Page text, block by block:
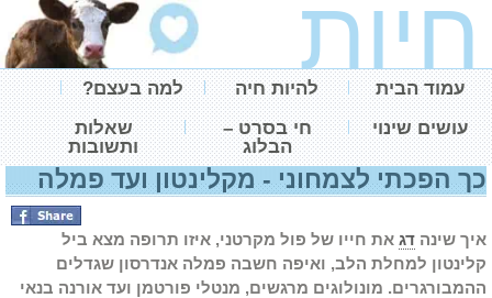
חיות
עמוד הבית להיות חיה
למה בעצם?
עושים שינוי
חי בסרט –
הבלוג
שאלות
ותשובות
הפכתי לצמחוני - מקלינטון ועד פמלה
שינהדגאת חייו של פול מקרטני, איזו תרופה מצא ביל
למחלת הלב, ואיפה חשבה פמלה אנדרסון שגדלים
מונולוגים מרגשים, מנטלי פורטמן ועד אורנה בנאי